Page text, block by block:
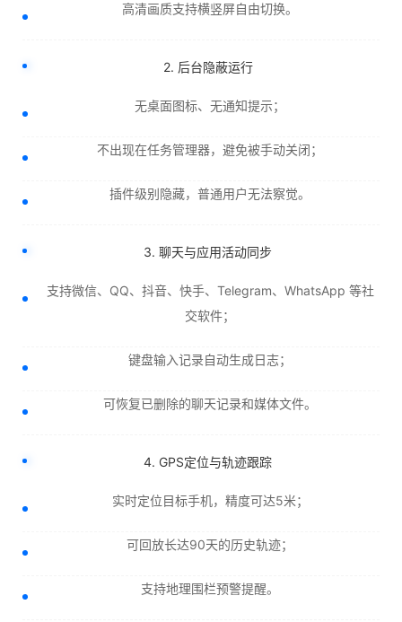
高清画质支持横竖屏自由切换。
2. 后台隐蔽运行
无桌面图标、无通知提示；
不出现在任务管理器，避免被手动关闭；
插件级别隐藏，普通用户无法察觉。
3. 聊天与应用活动同步
支持微信、QQ、抖音、快手、Telegram、WhatsApp 等社
交软件；
键盘输入记录自动生成日志；
可恢复已删除的聊天记录和媒体文件。
4. GPS定位与轨迹跟踪
实时定位目标手机，精度可达5米；
可回放长达90天的历史轨迹；
支持地理围栏预警提醒。